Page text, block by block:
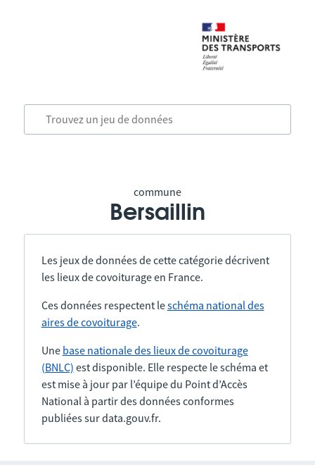
commune
Bersaillin
Les jeux de données de cette catégorie décrivent
les lieux de covoiturage en France.
Ces données respectent leschéma national des
aires de covoiturage.
Une base nationale des lieux de covoiturage
(BNLC) est disponible. Elle respecte le schéma et
est mise à jour par l’équipe du Point d’Accès
National à partir des données conformes
publiées sur data.gouv.fr.